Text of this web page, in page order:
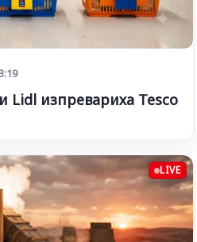
Lidl изпревариха Tesco
LIVE